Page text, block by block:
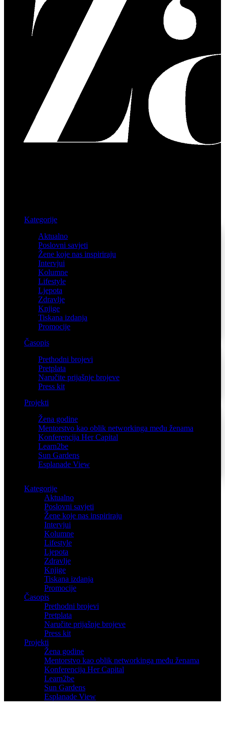
Kategorije
Aktualno
Poslovni savjeti
Žene koje nas inspiriraju
Intervjui
Kolumne
Lifestyle
Ljepota
Zdravlje
Knjige
Tiskana izdanja
Promocije
Časopis
Prethodni brojevi
Pretplata
Naručite prijašnje brojeve
Press kit
Projekti
Žena godine
Mentorstvo kao oblik networkinga među ženama
Konferencija Her Capital
Learn2be
Sun Gardens
Esplanade View
Kategorije
Aktualno
Poslovni savjeti
Žene koje nas inspiriraju
Intervjui
Kolumne
Lifestyle
Ljepota
Zdravlje
Knjige
Tiskana izdanja
Promocije
Časopis
Prethodni brojevi
Pretplata
Naručite prijašnje brojeve
Press kit
Projekti
Žena godine
Mentorstvo kao oblik networkinga među ženama
Konferencija Her Capital
Learn2be
Sun Gardens
Esplanade View